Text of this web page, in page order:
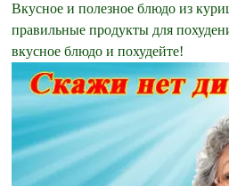
Вкусное и полезное блюдо из
правильные продукты для
вкусное блюдо и похудейте!